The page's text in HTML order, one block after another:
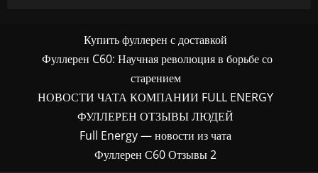
Купить фуллерен с доставкой
Фуллерен C60: Научная революция в борьбе со
старением
НОВОСТИ ЧАТА КОМПАНИИ FULL ENERGY
ФУЛЛЕРЕН ОТЗЫВЫ ЛЮДЕЙ
Full Energy — новости из чата
Фуллерен С60 Отзывы 2